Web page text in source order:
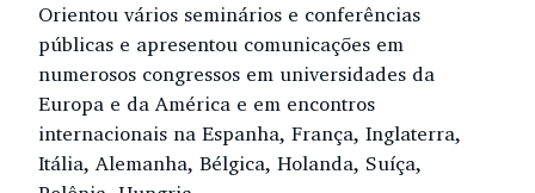
Orientou vários seminários e conferências
públicas e apresentou comunicações em
numerosos congressos em universidades da
Europa e da América e em encontros
internacionais na Espanha, França, Inglaterra,
Itália, Alemanha, Bélgica, Holanda, Suíça,